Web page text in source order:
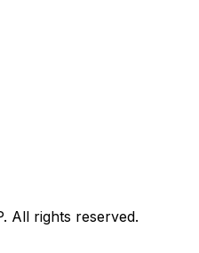
All rights reserved.